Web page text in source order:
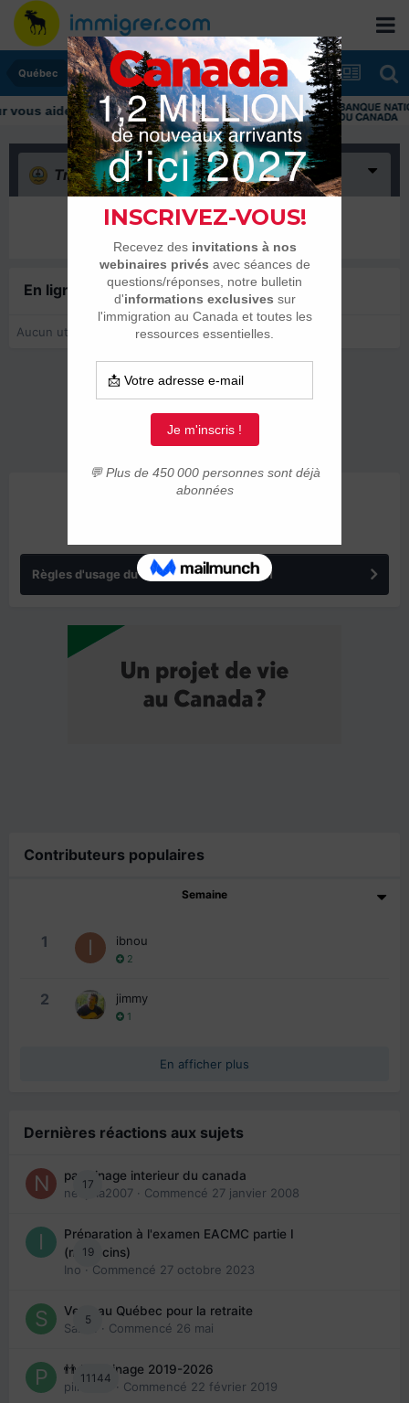
Québec
aider tout au long de votre transition
Triste (0)
Il n’y a encore rien ici
En ligne récemment0 membre est en ligne
Aucun utilisateur enregistré regarde cette page.
Règles d'usage du forum IMMIGRER.COM
Contributeurs populaires
Semaine
1 ibnou
2
2 jimmy
1
En afficher plus
Dernières réactions aux sujets
17
parrainage interieur du canada
nedjma2007 · Commencé 27 janvier 2008
19
Préparation à l'examen EACMC partie I
(médecins)
Ino · Commencé 27 octobre 2023
5
Venir au Québec pour la retraite
Sab74
· Commencé 26 mai
11144
👬 Parrainage 2019-2026
piinoush · Commencé 22 février 2019